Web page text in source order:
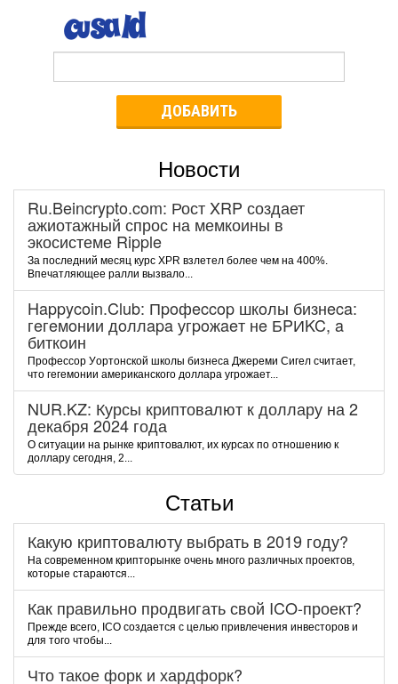
ДОБАВИТЬ
Новости
Ru.Beincrypto.com: Рост XRP создает
ажиотажный спрос на мемкоины в
экосистеме Ripple
За последний месяц курс XPR взлетел более чем на 400%.
Впечатляющее ралли вызвало...
Happycoin.Club: Пpoфeccop шкoлы бизнeca:
гeгeмoнии дoллapa угpoжaeт нe БPИKC, a
биткoин
Пpoфeccop Уopтoнcкoй шкoлы бизнeca Джepeми Cигeл cчитaeт,
чтo гeгeмoнии aмepикaнcкoгo дoллapa угpoжaeт...
NUR.KZ: Курсы криптовалют к доллару на 2
декабря 2024 года
О ситуации на рынке криптовалют, их курсах по отношению к
доллару сегодня, 2...
Статьи
Какую криптовалюту выбрать в 2019 году?
На современном крипторынке очень много различных проектов,
которые стараются...
Как правильно продвигать свой ICO-проект?
Прежде всего, ICO создается с целью привлечения инвесторов и
для того чтобы...
Что такое форк и хардфорк?